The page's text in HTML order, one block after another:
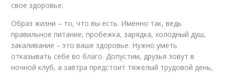
свое здоровье.
Образ жизни – то, что вы есть. Именно так, ведь
правильное питание, пробежка, зарядка, холодный душ,
закаливание – это ваше здоровье. Нужно уметь
отказывать себе во благо. Допустим, друзья зовут в
ночной клуб, а завтра предстоит тяжелый трудовой день,